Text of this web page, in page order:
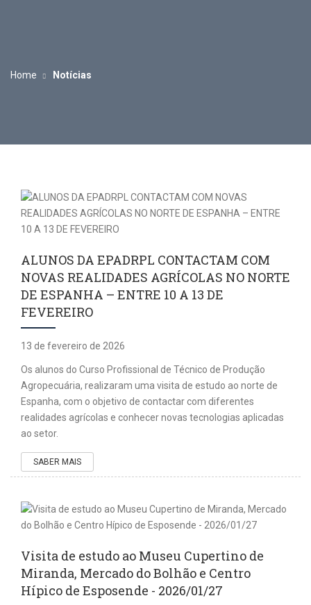
Home Notícias
ALUNOS DA EPADRPL CONTACTAM COM
NOVAS REALIDADES AGRÍCOLAS NO NORTE
DE ESPANHA – ENTRE 10 A 13 DE
FEVEREIRO
13 de fevereiro de 2026
Os alunos do Curso Profissional de Técnico de Produção
Agropecuária, realizaram uma visita de estudo ao norte de
Espanha, com o objetivo de contactar com diferentes
realidades agrícolas e conhecer novas tecnologias aplicadas
ao setor.
SABER MAIS
Visita de estudo ao Museu Cupertino de
Miranda, Mercado do Bolhão e Centro
Hípico de Esposende - 2026/01/27